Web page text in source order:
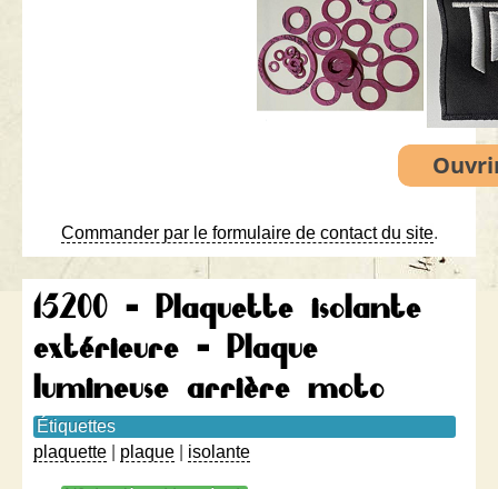
Commander par le formulaire de contact du site.
15200 - Plaquette isolante
extérieure - Plaque
lumineuse arrière moto
Étiquettes
plaquette
plaque isolante